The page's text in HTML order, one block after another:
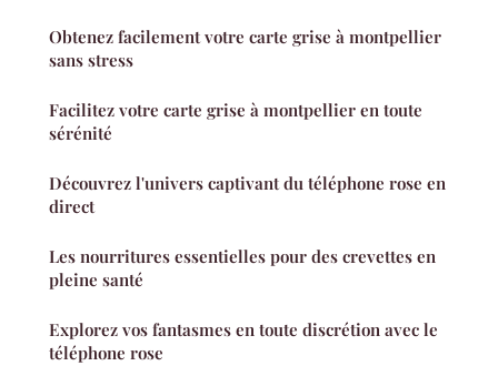
Obtenez facilement votre carte grise à montpellier
sans stress
Facilitez votre carte grise à montpellier en toute
sérénité
Découvrez l'univers captivant du téléphone rose en
direct
Les nourritures essentielles pour des crevettes en
pleine santé
Explorez vos fantasmes en toute discrétion avec le
téléphone rose